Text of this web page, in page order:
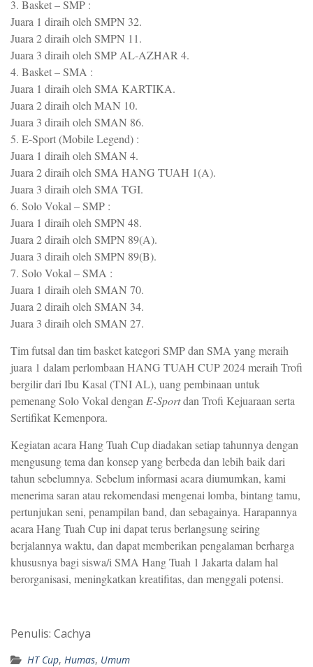
3. Basket – SMP :
Juara 1 diraih oleh SMPN 32.
Juara 2 diraih oleh SMPN 11.
Juara 3 diraih oleh SMP AL-AZHAR 4.
4. Basket – SMA :
Juara 1 diraih oleh SMA KARTIKA.
Juara 2 diraih oleh MAN 10.
Juara 3 diraih oleh SMAN 86.
5. E-Sport (Mobile Legend) :
Juara 1 diraih oleh SMAN 4.
Juara 2 diraih oleh SMA HANG TUAH 1(A).
Juara 3 diraih oleh SMA TGI.
6. Solo Vokal – SMP :
Juara 1 diraih oleh SMPN 48.
Juara 2 diraih oleh SMPN 89(A).
Juara 3 diraih oleh SMPN 89(B).
7. Solo Vokal – SMA :
Juara 1 diraih oleh SMAN 70.
Juara 2 diraih oleh SMAN 34.
Juara 3 diraih oleh SMAN 27.
Tim futsal dan tim basket kategori SMP dan SMA yang meraih
juara 1 dalam perlombaan HANG TUAH CUP 2024 meraih Trofi
bergilir dari Ibu Kasal (TNI AL), uang pembinaan untuk
pemenang Solo Vokal dengan E-Sportdan Trofi Kejuaraan serta
Sertifikat Kemenpora.
Kegiatan acara Hang Tuah Cup diadakan setiap tahunnya dengan
mengusung tema dan konsep yang berbeda dan lebih baik dari
tahun sebelumnya. Sebelum informasi acara diumumkan, kami
menerima saran atau rekomendasi mengenai lomba, bintang tamu,
pertunjukan seni, penampilan band, dan sebagainya. Harapannya
acara Hang Tuah Cup ini dapat terus berlangsung seiring
berjalannya waktu, dan dapat memberikan pengalaman berharga
khususnya bagi siswa/i SMA Hang Tuah 1 Jakarta dalam hal
berorganisasi, meningkatkan kreatifitas, dan menggali potensi.
Penulis: Cachya
HT Cup, Humas, Umum